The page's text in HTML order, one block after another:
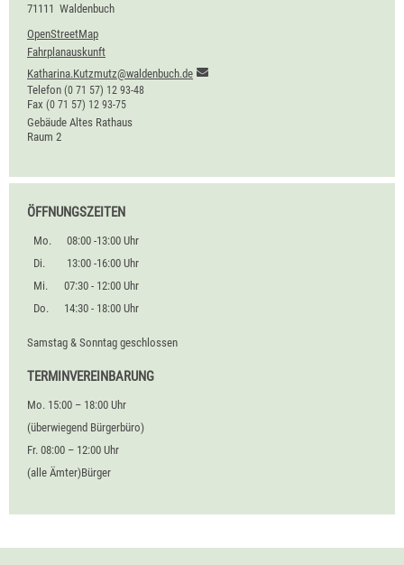
71111 Waldenbuch
OpenStreetMap
Fahrplanauskunft
Katharina.Kutzmutz@waldenbuch.de
Telefon (0 71 57) 12 93-48
Fax (0 71 57) 12 93-75
Gebäude Altes Rathaus
Raum 2
ÖFFNUNGSZEITEN
Mo.
08:00 -13:00 Uhr
Di.
13:00 -16:00 Uhr
Mi.
07:30 - 12:00 Uhr
Do.
14:30 - 18:00 Uhr
Samstag & Sonntag geschlossen
TERMINVEREINBARUNG
Mo. 15:00 – 18:00 Uhr
(überwiegend Bürgerbüro)
Fr. 08:00 – 12:00 Uhr
(alle Ämter)Bürger